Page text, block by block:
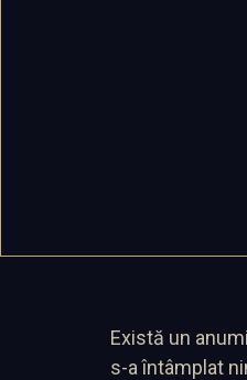
Există un
s-a întâmplat